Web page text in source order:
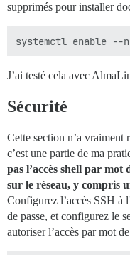
supprimés pour installer
J’ai testé cela avec
Sécurité
Cette section n’a
c’est une partie de ma
pas l’accès shell par mot
sur le réseau, y compris
Configurez l’accès SSH à
de passe, et configurez le
autoriser l’accès par mot